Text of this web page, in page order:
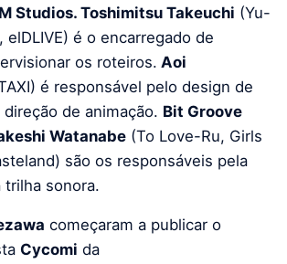
Studios. Toshimitsu Takeuchi (Yu-
elDLIVE) é o encarregado de
os roteiros. Aoi
é responsável pelo design de
de animação. Bit Groove
Watanabe (To Love-Ru, Girls
são os responsáveis ​​pela
trilha sonora.
começaram a publicar o
Cycomi da